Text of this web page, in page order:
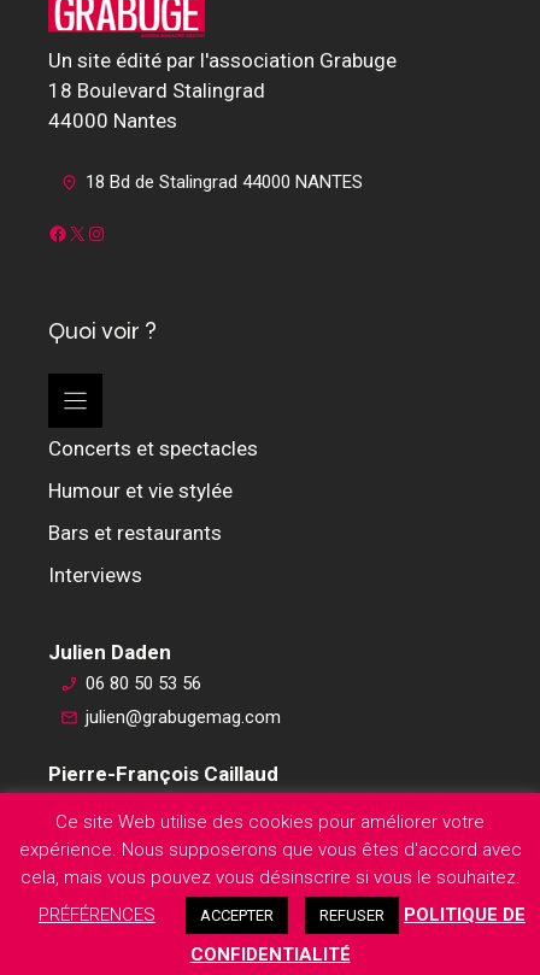
Un site édité par l'association Grabuge
18 Boulevard Stalingrad
44000 Nantes
18 Bd de Stalingrad 44000 NANTES
Facebook
X Instagram
Quoi voir ?
Concerts et spectacles
Humour et vie stylée
Bars et restaurants
Interviews
Julien Daden
06 80 50 53 56
julien@grabugemag.com
Pierre-François Caillaud
pierre-francois@grabugemag.com
Mentions légales
Ce site Web utilise des cookies pour améliorer votre
expérience. Nous supposerons que vous êtes d'accord avec
cela, mais vous pouvez vous désinscrire si vous le souhaitez.
PRÉFÉRENCES
ACCEPTER REFUSER
POLITIQUE DE
CONFIDENTIALITÉ